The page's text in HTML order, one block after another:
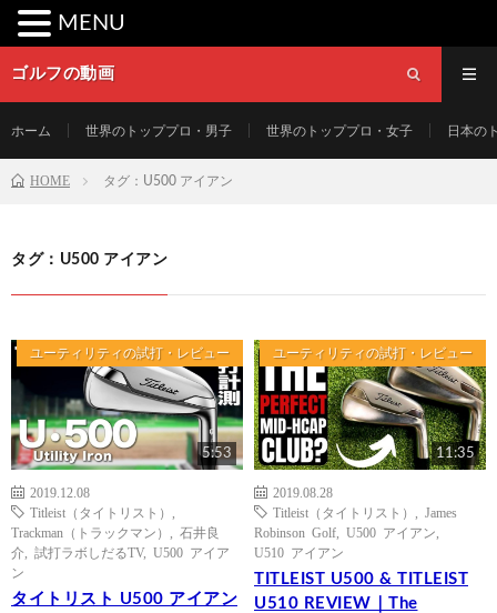
ゴルフの動画
ホーム 世界のトッププロ・男子 世界のトッププロ・女子 日本の
HOME タグ：U500 アイアン
タグ：U500 アイアン
ユーティリティの試打・レビュー
5:53
2019.12.08
Titleist（タイトリスト）
Trackman（トラックマン）
石井良
介
試打ラボしだるTV, U500 アイア
ン
タイトリスト U500 アイアン
ユーティリティの試打・レビュー
11:35
2019.08.28
Titleist（タイトリスト）
James
Robinson Golf
U500 アイアン
U510 アイアン
TITLEIST U500 & TITLEIST
U510 REVIEW｜The
MENU